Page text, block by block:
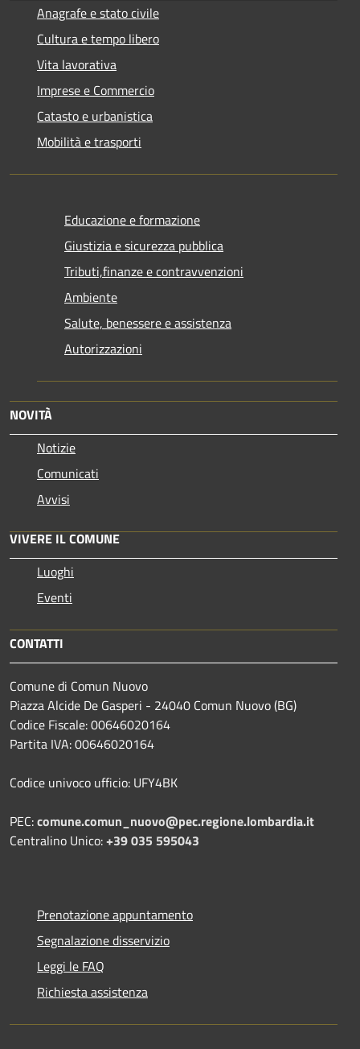
Anagrafe e stato civile
Cultura e tempo libero
Vita lavorativa
Imprese e Commercio
Catasto e urbanistica
Mobilità e trasporti
Educazione e formazione
Giustizia e sicurezza pubblica
Tributi,finanze e contravvenzioni
Ambiente
Salute, benessere e assistenza
Autorizzazioni
NOVITÀ
Notizie
Comunicati
Avvisi
VIVERE IL COMUNE
Luoghi
Eventi
CONTATTI
Comune di Comun Nuovo
Piazza Alcide De Gasperi - 24040 Comun Nuovo (BG)
Codice Fiscale: 00646020164
Partita IVA: 00646020164
Codice univoco ufficio: UFY4BK
PEC:comune.comun_nuovo@pec.regione.lombardia.it
Centralino Unico:+39 035 595043
Prenotazione appuntamento
Segnalazione disservizio
Leggi le FAQ
Richiesta assistenza